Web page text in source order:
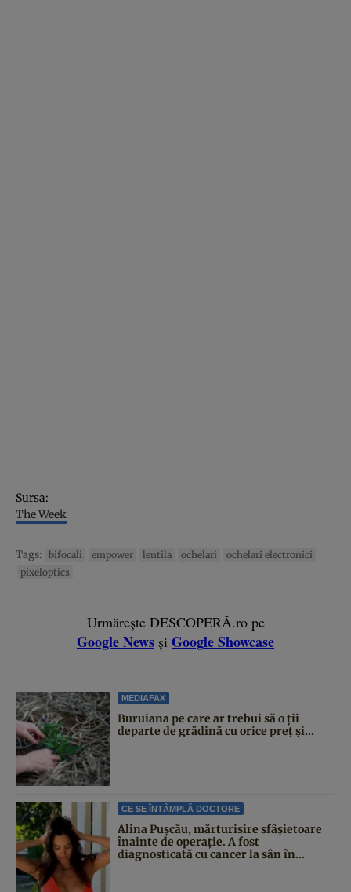
Sursa:
The Week
Tags: bifocali empower lentila ochelari
ochelari electronici
pixeloptics
Urmărește DESCOPERĂ.ro pe
Google News și Google Showcase
MEDIAFAX
Buruiana pe care ar trebui să o ții
departe de grădină cu orice preț și...
CE SE ÎNTÂMPLĂ DOCTORE
Alina Pușcău, mărturisire sfâșietoare
înainte de operație. A fost
diagnosticată cu cancer la sân în...